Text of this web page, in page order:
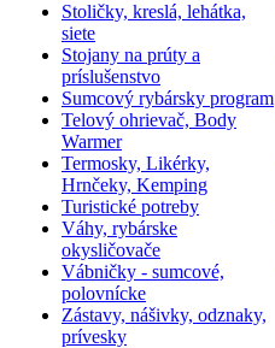
Stoličky, kreslá, lehátka,
siete
Stojany na prúty a
príslušenstvo
Sumcový rybársky program
Telový ohrievač, Body
Warmer
Termosky, Likérky,
Hrnčeky, Kemping
Turistické potreby
Váhy, rybárske
okysličovače
Vábničky - sumcové,
polovnícke
Zástavy, nášivky, odznaky,
prívesky